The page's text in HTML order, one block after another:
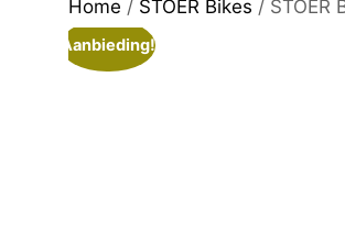
Home / STOER Bikes / STOER
Aanbieding!